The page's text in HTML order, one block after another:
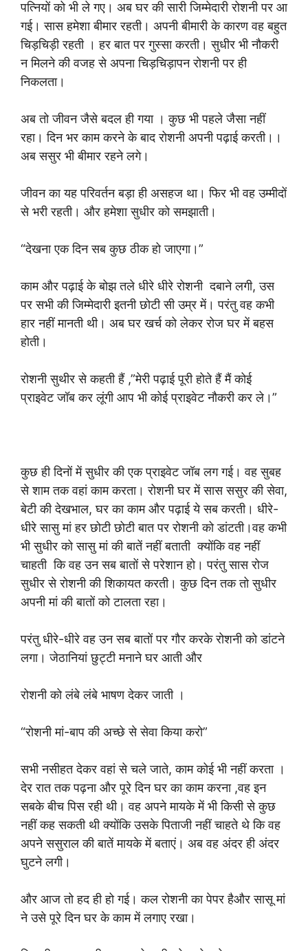
पत्नियों को भी ले गए। अब घर की सारी जिम्मेदारी रोशनी पर आ
गई। सास हमेशा बीमार रहती। अपनी बीमारी के कारण वह बहुत
चिड़चिड़ी रहती । हर बात पर गुस्सा करती। सुधीर भी नौकरी
न मिलने की वजह से अपना चिड़चिड़ापन रोशनी पर ही
निकलता।
अब तो जीवन जैसे बदल ही गया । कुछ भी पहले जैसा नहीं
रहा। दिन भर काम करने के बाद रोशनी अपनी पढ़ाई करती।।
अब ससुर भी बीमार रहने लगे।
जीवन का यह परिवर्तन बड़ा ही असहज था। फिर भी वह उम्मीदों
से भरी रहती। और हमेशा सुधीर को समझाती।
“देखना एक दिन सब कुछ ठीक हो जाएगा।”
काम और पढ़ाई के बोझ तले धीरे धीरे रोशनी दबाने लगी, उस
पर सभी की जिम्मेदारी इतनी छोटी सी उम्र में। परंतु वह कभी
हार नहीं मानती थी। अब घर खर्च को लेकर रोज घर में बहस
होती।
रोशनी सुथीर से कहती हैं ,”मेरी पढ़ाई पूरी होते हैं मैं कोई
प्राइवेट जॉब कर लूंगी आप भी कोई प्राइवेट नौकरी कर ले।”
कुछ ही दिनों में सुधीर की एक प्राइवेट जॉब लग गई। वह सुबह
से शाम तक वहां काम करता। रोशनी घर में सास ससुर की सेवा,
बेटी की देखभाल, घर का काम और पढ़ाई ये सब करती। धीरे-
धीरे सासु मां हर छोटी छोटी बात पर रोशनी को डांटती।वह कभी
भी सुधीर को सासु मां की बातें नहीं बताती क्योंकि वह नहीं
चाहती कि वह उन सब बातों से परेशान हो। परंतु सास रोज
सुधीर से रोशनी की शिकायत करती। कुछ दिन तक तो सुधीर
अपनी मां की बातों को टालता रहा।
परंतु धीरे-धीरे वह उन सब बातों पर गौर करके रोशनी को डांटने
लगा। जेठानियां छुट्टी मनाने घर आती और
रोशनी को लंबे लंबे भाषण देकर जाती ।
“रोशनी मां-बाप की अच्छे से सेवा किया करो”
सभी नसीहत देकर वहां से चले जाते, काम कोई भी नहीं करता ।
देर रात तक पढ़ना और पूरे दिन घर का काम करना ,वह इन
सबके बीच पिस रही थी। वह अपने मायके में भी किसी से कुछ
नहीं कह सकती थी क्योंकि उसके पिताजी नहीं चाहते थे कि वह
अपने ससुराल की बातें मायके में बताएं। अब वह अंदर ही अंदर
घुटने लगी।
और आज तो हद ही हो गई। कल रोशनी का पेपर हैऔर सासू मां
ने उसे पूरे दिन घर के काम में लगाए रखा।